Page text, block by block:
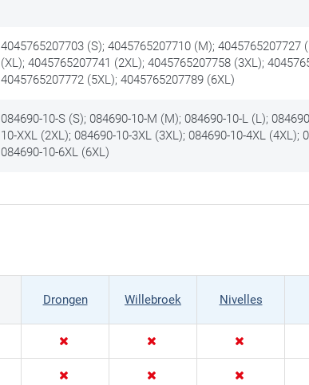
4045765207703 (S); 4045765207710 (M); 4045765207727
(XL); 4045765207741 (2XL); 4045765207758 (3XL);
4045765207772 (5XL); 4045765207789 (6XL)
084690-10-S (S); 084690-10-M (M); 084690-10-L (L);
10-XXL (2XL); 084690-10-3XL (3XL); 084690-10-4XL (4XL);
084690-10-6XL (6XL)
Drongen Willebroek Nivelles